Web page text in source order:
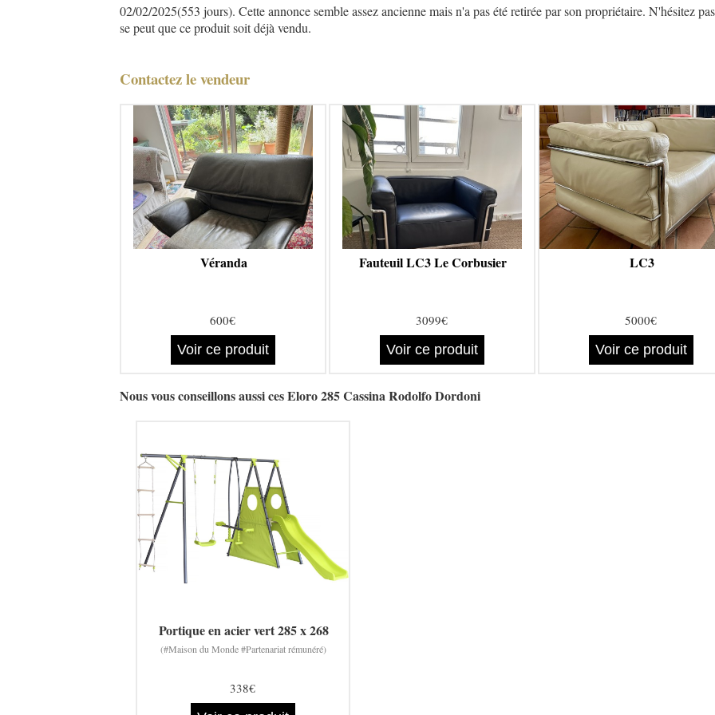
02/02/2025(553 jours). Cette annonce semble assez ancienne mais n'a pas été retirée par son propriétaire. N'hésitez
se peut que ce produit soit déjà vendu.
Contactez le vendeur
Véranda
600€
Voir ce produit
Fauteuil LC3 Le Corbusier
3099€
Voir ce produit
LC3
5000€
Voir ce produit
Nous vous conseillons aussi ces Eloro 285 Cassina Rodolfo Dordoni
Portique en acier vert 285 x 268
(#Maison du Monde #Partenariat rémunéré)
338€